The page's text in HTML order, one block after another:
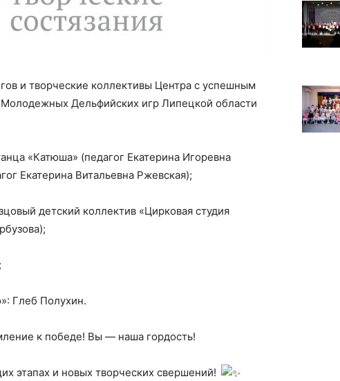
и творческие коллективы Центра с успешным
Дельфийских игр Липецкой области
«Катюша» (педагог Екатерина Игоревна
Екатерина Витальевна Ржевская);
детский коллектив «Цирковая студия
Глеб Полухин.
к победе! Вы — наша гордость!
этапах и новых творческих свершений!